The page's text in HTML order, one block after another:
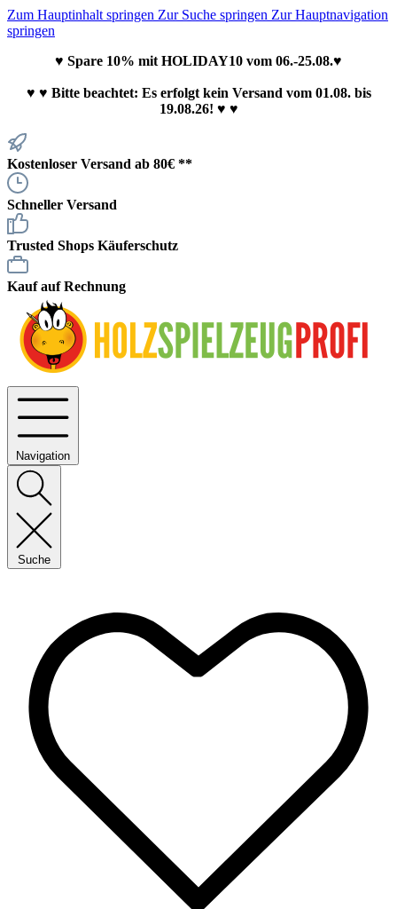
Zum Hauptinhalt springen Zur Suche springen Zur Hauptnavigation
springen
♥ Spare 10% mit HOLIDAY10 vom 06.-25.08.♥
♥ ♥ Bitte beachtet: Es erfolgt kein Versand vom 01.08. bis
19.08.26! ♥ ♥
Kostenloser Versand ab 80€ **
Schneller Versand
Trusted Shops Käuferschutz
Kauf auf Rechnung
Navigation
Suche